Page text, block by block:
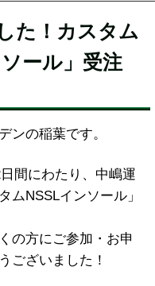
た！カスタム
ール」受注
ンの稲葉です。
間にわたり、中嶋運
ムNSSLインソール」
の方にご参加・お申
ございました！